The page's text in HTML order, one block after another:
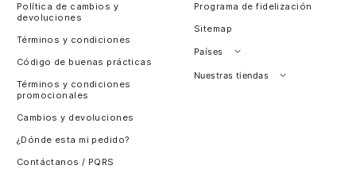
Política de cambios y
devoluciones
Términos y condiciones
Código de buenas prácticas
Términos y condiciones
promocionales
Cambios y devoluciones
¿Dónde esta mi pedido?
Contáctanos / PQRS
Programa de fidelización
Sitemap
Países
Perú
Nuestras tiendas